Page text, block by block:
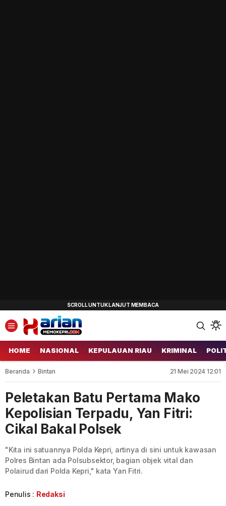
HOME NASIONAL KEPULAUAN RIAU KRIMINAL
Beranda Bintan 21 Mei 2024 12:01
Peletakan Batu Pertama Mako
Kepolisian Terpadu, Yan Fitri:
Cikal Bakal Polsek
"Kita ini satuannya Polda Kepri, artinya di sini untuk kawasan
Polres Bintan ada Polsubsektor, bagian objek vital dan
Polairud dari Polda Kepri," kata Yan Fitri.
Penulis : Redaksi